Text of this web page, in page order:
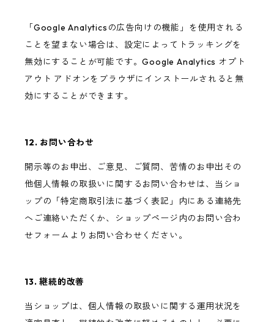
「Google Analyticsの広告向けの機能」を使用される
ことを望まない場合は、設定によってトラッキングを
無効にすることが可能です。Google Analytics オプト
アウト アドオンをブラウザにインストールされると無
効にすることができます。
12. お問い合わせ
開示等のお申出、ご意見、ご質問、苦情のお申出その
他個人情報の取扱いに関するお問い合わせは、当ショ
ップの「特定商取引法に基づく表記」内にある連絡先
へご連絡いただくか、ショップページ内のお問い合わ
せフォームよりお問い合わせください。
13. 継続的改善
当ショップは、個人情報の取扱いに関する運用状況を